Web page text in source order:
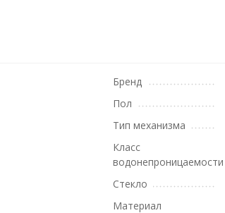
Бренд
Пол
Тип механизма
Класс
водонепроницаемости
Стекло
Материал